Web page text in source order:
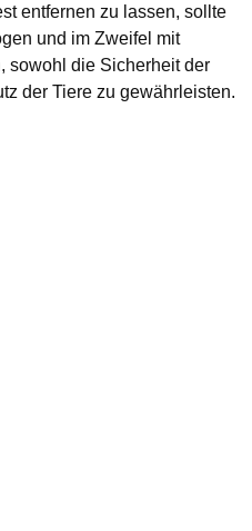
entfernen zu lassen, sollte
und im Zweifel mit
sowohl die Sicherheit der
der Tiere zu gewährleisten.